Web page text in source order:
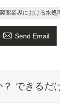
製薬業界における水処
 Send Email
できるだ